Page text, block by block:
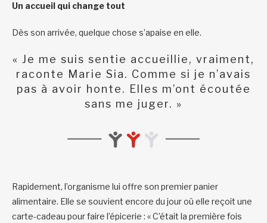
Un accueil qui change tout
Dès son arrivée, quelque chose s’apaise en elle.
« Je me suis sentie accueillie, vraiment,
raconte Marie Sia. Comme si je n’avais
pas à avoir honte. Elles m’ont écoutée
sans me juger. »
Rapidement, l’organisme lui offre son premier panier
alimentaire. Elle se souvient encore du jour où elle reçoit une
carte-cadeau pour faire l’épicerie : « C’était la première fois